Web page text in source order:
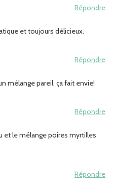
Répondre
et toujours délicieux.
Répondre
mélange pareil, ça fait envie!
Répondre
et le mélange poires myrtilles
Répondre